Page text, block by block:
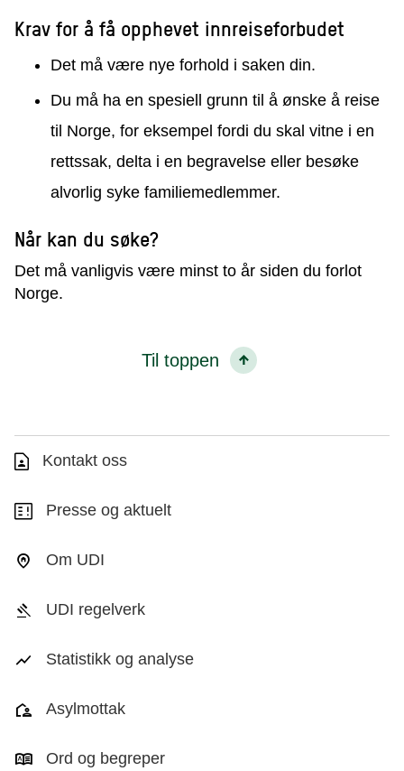
Krav for å få opphevet innreiseforbudet
Det må være nye forhold i saken din.
Du må ha en spesiell grunn til å ønske å reise
til Norge, for eksempel fordi du skal vitne i en
rettssak, delta i en begravelse eller besøke
alvorlig syke familiemedlemmer.
Når kan du søke?
Det må vanligvis være minst to år siden du forlot
Norge.
Til toppen
Kontakt oss
Presse og aktuelt
Om UDI
UDI regelverk
Statistikk og analyse
Asylmottak
Ord og begreper